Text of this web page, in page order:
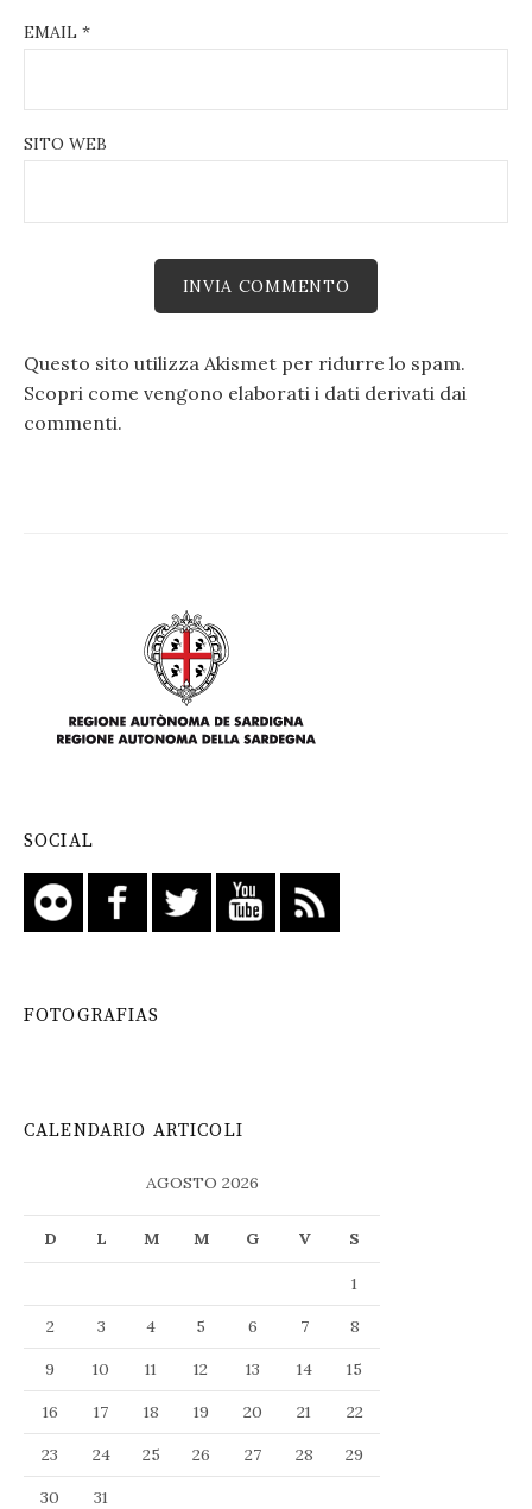
EMAIL *
SITO WEB
Questo sito utilizza Akismet per ridurre lo spam.
Scopri come vengono elaborati i dati derivati dai
commenti.
SOCIAL
FOTOGRAFIAS
CALENDARIO ARTICOLI
AGOSTO 2026
D L M M G V S
1
2
3 4 5 6 7
8
9
10 11 12 13 14
15
16
17 18 19 20 21
22
23
24 25 26 27 28
29
30
31